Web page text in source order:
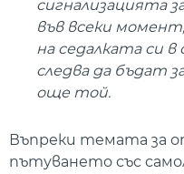
сигнализацията
във всеки
на седалката си
следва да бъдат
още той.
Въпреки темата за
пътуването със